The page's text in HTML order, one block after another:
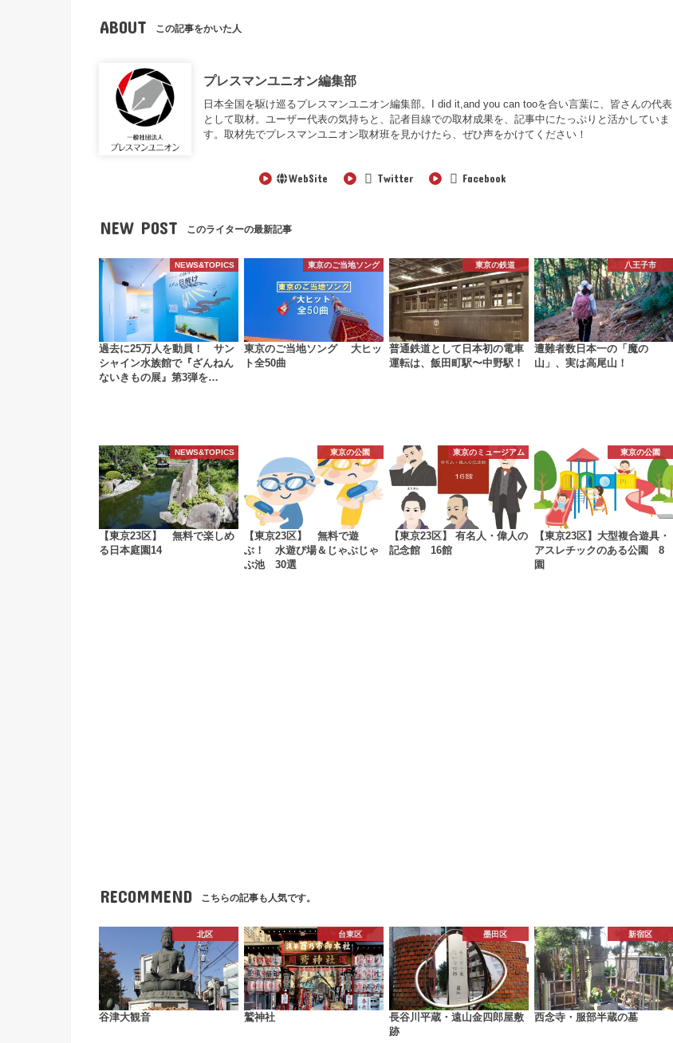
ABOUT この記事をかいた人
プレスマンユニオン編集部
日本全国を駆け巡るプレスマンユニオン編集部。I did it,and you can tooを合い言葉に、皆さんの代表
として取材。ユーザー代表の気持ちと、記者目線での取材成果を、記事中にたっぷりと活かしていま
す。取材先でプレスマンユニオン取材班を見かけたら、ぜひ声をかけてください！
WebSite Twitter Facebook
NEW POST このライターの最新記事
NEWS&TOPICS
過去に25万人を動員！ サン
シャイン水族館で『ざんねん
ないきもの展』第3弾を…
東京のご当地ソング
東京のご当地ソング 大ヒッ
ト全50曲
東京の鉄道
普通鉄道として日本初の電車
運転は、飯田町駅〜中野駅！
八王子市
遭難者数日本一の「魔の
山」、実は高尾山！
NEWS&TOPICS
【東京23区】 無料で楽しめ
る日本庭園14
東京の公園
【東京23区】 無料で遊
ぶ！ 水遊び場＆じゃぶじゃ
ぶ池 30選
東京のミュージアム
【東京23区】 有名人・偉人の
記念館 16館
東京の公園
【東京23区】大型複合遊具・
アスレチックのある公園 8
園
RECOMMEND こちらの記事も人気です。
北区
谷津大観音
台東区
鷲神社
墨田区
長谷川平蔵・遠山金四郎屋敷
跡
新宿区
西念寺・服部半蔵の墓